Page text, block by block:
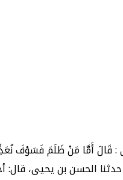
قَالَ أَمَّا مَنْ ظَلَمَ فَسَوْفَ
الحسن بن يحيى، قال: